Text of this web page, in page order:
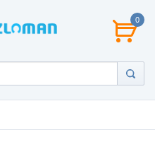
0